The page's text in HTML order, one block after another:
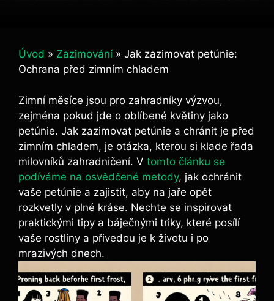
Úvod » Zazimování » Jak zazimovat petúnie:
Ochrana před zimním chladem
Zimní měsíce jsou pro zahradníky výzvou,
zejména pokud jde o oblíbené květiny jako
petúnie. Jak zazimovat petúnie a chránit je před
zimním chladem, je otázka, kterou si klade řada
milovníků zahradničení. V tomto článku se
podíváme na osvědčené metody, jak ochránit
vaše petúnie a zajistit, aby na jaře opět
rozkvetly v plné kráse. Nechte se inspirovat
praktickými tipy a báječnými triky, které posílí
vaše rostliny a přivedou je k životu i po
mrazivých dnech.